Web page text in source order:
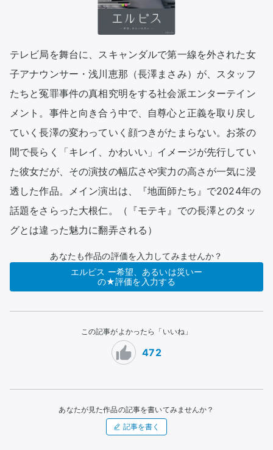
テレビ局を舞台に、スキャンダルで第一線を外された女
子アナウンサー・浅川恵那（長澤まさみ）が、スタッフ
たちと冤罪事件の真相究明をする社会派エンターテイン
メント。事件と向き合う中で、自尊心と正義を取り戻し
ていく長澤の変わっていく顔つきがたまらない。お茶の
間で長らく「キレイ、かわいい」イメージが先行してい
た彼女だが、その演技の幅広さや実力の高さが一気に浸
透した作品。メイン演出は、『地面師たち』で2024年の
話題をさらった大根仁。（『モテキ』での長澤とのタッ
グとは違った魅力に翻弄される）
あなたも作品の評価を入力してみませんか？
エルピス ー希望、あるいは災いー
の★評価を入力する
この記事がよかったら「いいね」
472
あなたが見た作品の記事を書いてみませんか？
記事を書く